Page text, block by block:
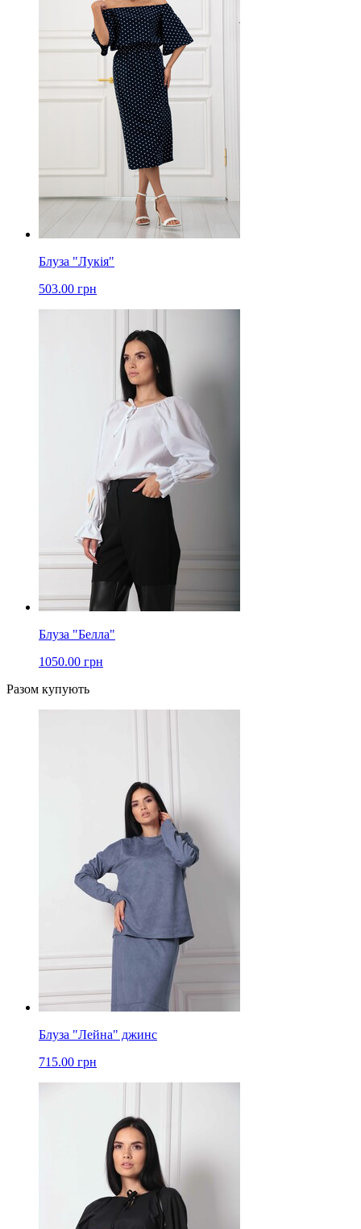
Блуза "Лукія"
503.00 грн
Блуза "Белла"
1050.00 грн
Разом купують
Блуза "Лейна" джинс
715.00 грн